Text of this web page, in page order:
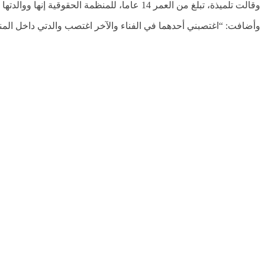
وقالت تلميذة، تبلغ من العمر 14 عاما، للمنظمة الحقوقية إنها ووالدتها تعرضتا للاغتصاب على يد مقاتلي جبهة تحرير شعب تيغراي، الذين قالوا إن الاعتداءات بمثابة انتقام للفظائع التي ارتكبت بحق عائلاتهم.
وأضافت: “اغتصبني أحدهما في الفناء والآخر اغتصب والدتي داخل